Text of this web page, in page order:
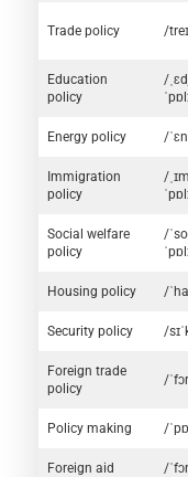
Trade policy /
Education
policy
/
Energy policy /
Immigration
policy
/
Social welfare
policy
/
Housing policy /
Security policy /
Foreign trade
policy
/
Policy making /
Foreign aid /